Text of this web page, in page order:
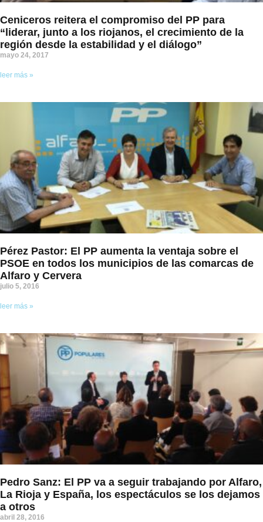
Ceniceros reitera el compromiso del PP para
“liderar, junto a los riojanos, el crecimiento de la
región desde la estabilidad y el diálogo”
mayo 24, 2017
leer más »
Pérez Pastor: El PP aumenta la ventaja sobre el
PSOE en todos los municipios de las comarcas de
Alfaro y Cervera
julio 5, 2016
leer más »
Pedro Sanz: El PP va a seguir trabajando por Alfaro,
La Rioja y España, los espectáculos se los dejamos
a otros
abril 28, 2016